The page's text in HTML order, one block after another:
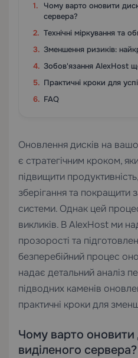
Чому варто оновити
сервера?
Технічні міркування та
Зменшення ризиків:
Зобов'язання AlexHost
Практичні кроки для
FAQ
Оновлення дисків на
є стратегічним кроком,
підвищити
зберігання та покращити
системи. Однак цей
викликів. В AlexHost ми
прозорості та
безперебійний процес
надає детальний аналіз
підводних каменів
практичні кроки для
Чому варто
виділеного сервера?